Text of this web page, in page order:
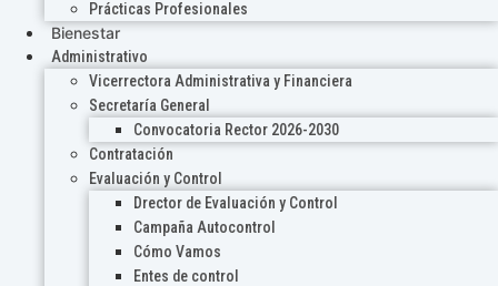
Prácticas Profesionales
Bienestar
Administrativo
Vicerrectora Administrativa y Financiera
Secretaría General
Convocatoria Rector 2026-2030
Contratación
Evaluación y Control
Drector de Evaluación y Control
Campaña Autocontrol
Cómo Vamos
Entes de control